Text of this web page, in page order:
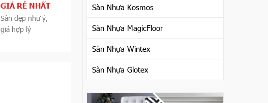
Sàn Nhựa Kosmos
Sàn Nhựa MagicFloor
Sàn Nhựa Wintex
Sàn Nhựa Glotex
GIÁ RẺ NHẤT
Sàn đẹp như ý,
giá hợp lý